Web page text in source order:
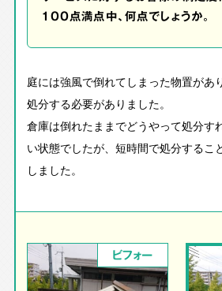
100点満点中、何点でしょうか。
庭には強風で倒れてしまった物置があ
処分する必要がありました。
倉庫は倒れたままでどうやって処分す
い状態でしたが、短時間で処分するこ
しました。
ビフォー